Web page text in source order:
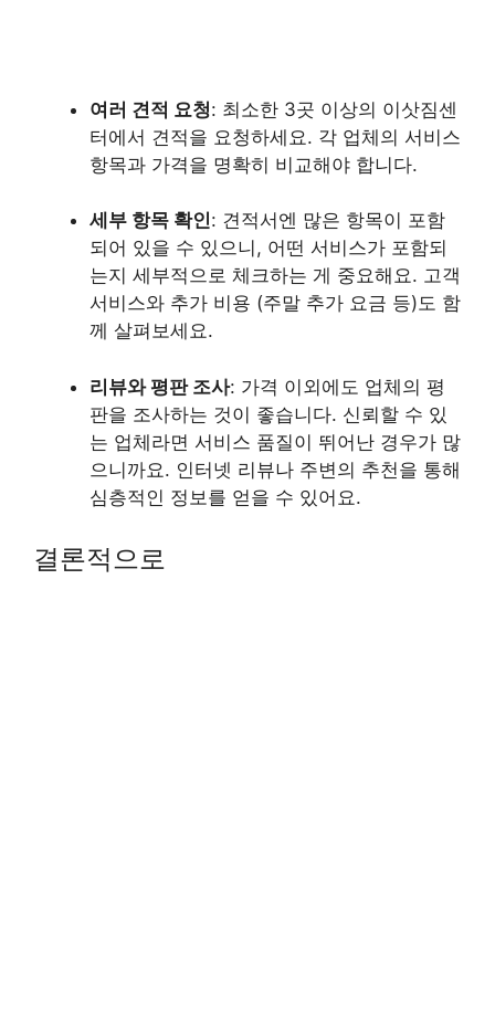
여러 견적 요청: 최소한 3곳 이상의 이삿짐센
터에서 견적을 요청하세요. 각 업체의 서비스
항목과 가격을 명확히 비교해야 합니다.
세부 항목 확인: 견적서엔 많은 항목이 포함
되어 있을 수 있으니, 어떤 서비스가 포함되
는지 세부적으로 체크하는 게 중요해요. 고객
서비스와 추가 비용 (주말 추가 요금 등)도 함
께 살펴보세요.
리뷰와 평판 조사: 가격 이외에도 업체의 평
판을 조사하는 것이 좋습니다. 신뢰할 수 있
는 업체라면 서비스 품질이 뛰어난 경우가 많
으니까요. 인터넷 리뷰나 주변의 추천을 통해
심층적인 정보를 얻을 수 있어요.
결론적으로